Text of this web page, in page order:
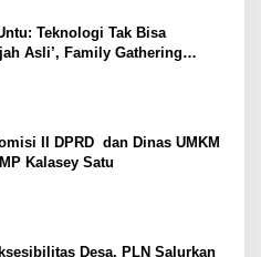
Teknologi Tak Bisa
Asli’, Family Gathering
II DPRD dan Dinas UMKM
Kalasey Satu
Desa, PLN Salurkan